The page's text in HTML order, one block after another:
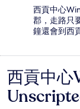
西貢中心
郡，走路只
鐘還會到西
評
論
西貢中心